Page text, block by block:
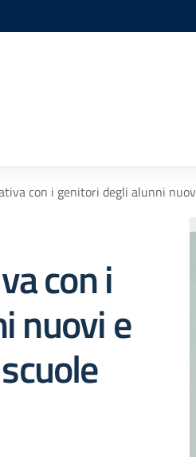
con i genitori degli alunni
con i
nuovi e